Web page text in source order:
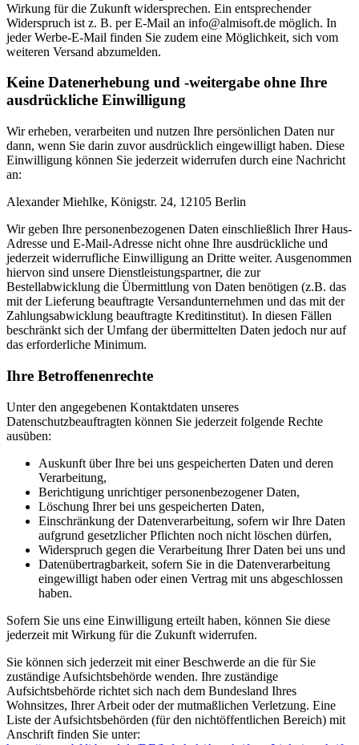
Wirkung für die Zukunft widersprechen. Ein entsprechender
Widerspruch ist z. B. per E-Mail an info@almisoft.de möglich. In
jeder Werbe-E-Mail finden Sie zudem eine Möglichkeit, sich vom
weiteren Versand abzumelden.
Keine Datenerhebung und -weitergabe ohne Ihre
ausdrückliche Einwilligung
Wir erheben, verarbeiten und nutzen Ihre persönlichen Daten nur
dann, wenn Sie darin zuvor ausdrücklich eingewilligt haben. Diese
Einwilligung können Sie jederzeit widerrufen durch eine Nachricht
an:
Alexander Miehlke, Königstr. 24, 12105 Berlin
Wir geben Ihre personenbezogenen Daten einschließlich Ihrer Haus-
Adresse und E-Mail-Adresse nicht ohne Ihre ausdrückliche und
jederzeit widerrufliche Einwilligung an Dritte weiter. Ausgenommen
hiervon sind unsere Dienstleistungspartner, die zur
Bestellabwicklung die Übermittlung von Daten benötigen (z.B. das
mit der Lieferung beauftragte Versandunternehmen und das mit der
Zahlungsabwicklung beauftragte Kreditinstitut). In diesen Fällen
beschränkt sich der Umfang der übermittelten Daten jedoch nur auf
das erforderliche Minimum.
Ihre Betroffenenrechte
Unter den angegebenen Kontaktdaten unseres
Datenschutzbeauftragten können Sie jederzeit folgende Rechte
ausüben:
Auskunft über Ihre bei uns gespeicherten Daten und deren
Verarbeitung,
Berichtigung unrichtiger personenbezogener Daten,
Löschung Ihrer bei uns gespeicherten Daten,
Einschränkung der Datenverarbeitung, sofern wir Ihre Daten
aufgrund gesetzlicher Pflichten noch nicht löschen dürfen,
Widerspruch gegen die Verarbeitung Ihrer Daten bei uns und
Datenübertragbarkeit, sofern Sie in die Datenverarbeitung
eingewilligt haben oder einen Vertrag mit uns abgeschlossen
haben.
Sofern Sie uns eine Einwilligung erteilt haben, können Sie diese
jederzeit mit Wirkung für die Zukunft widerrufen.
Sie können sich jederzeit mit einer Beschwerde an die für Sie
zuständige Aufsichtsbehörde wenden. Ihre zuständige
Aufsichtsbehörde richtet sich nach dem Bundesland Ihres
Wohnsitzes, Ihrer Arbeit oder der mutmaßlichen Verletzung. Eine
Liste der Aufsichtsbehörden (für den nichtöffentlichen Bereich) mit
Anschrift finden Sie unter: